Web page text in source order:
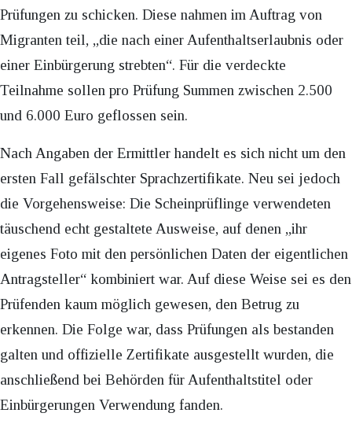
Prüfungen zu schicken. Diese nahmen im Auftrag von
Migranten teil, „die nach einer Aufenthaltserlaubnis oder
einer Einbürgerung strebten“. Für die verdeckte
Teilnahme sollen pro Prüfung Summen zwischen 2.500
und 6.000 Euro geflossen sein.
Nach Angaben der Ermittler handelt es sich nicht um den
ersten Fall gefälschter Sprachzertifikate. Neu sei jedoch
die Vorgehensweise: Die Scheinprüflinge verwendeten
täuschend echt gestaltete Ausweise, auf denen „ihr
eigenes Foto mit den persönlichen Daten der eigentlichen
Antragsteller“ kombiniert war. Auf diese Weise sei es den
Prüfenden kaum möglich gewesen, den Betrug zu
erkennen. Die Folge war, dass Prüfungen als bestanden
galten und offizielle Zertifikate ausgestellt wurden, die
anschließend bei Behörden für Aufenthaltstitel oder
Einbürgerungen Verwendung fanden.